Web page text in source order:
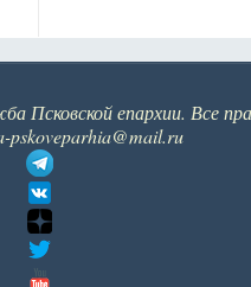
Псковской епархии. Все
pskoveparhia@mail.ru